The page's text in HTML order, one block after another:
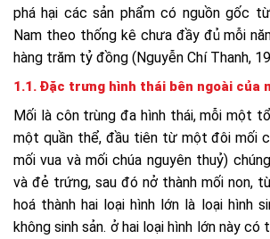
phá hại các sản phẩm có nguồn gốc
Nam theo thống kê chưa đầy đủ mỗi
hàng trăm tỷ đồng (Nguyễn Chí Thanh,
1.1. Đặc trưng hình thái bên ngoài của
Mối là côn trùng đa hình thái, mỗi một
một quần thể, đầu tiên từ một đôi mối
mối vua và mối chúa nguyên thuỷ)
và đẻ trứng, sau đó nở thành mối non,
hoá thành hai loại hình lớn là loại hình
không sinh sản. ở hai loại hình lớn này có